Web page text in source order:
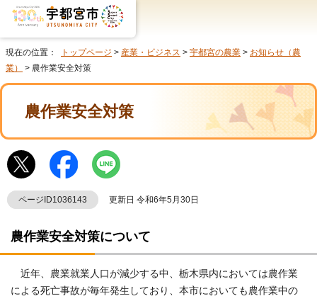
現在の位置： トップページ > 産業・ビジネス > 宇都宮の農業 > お知らせ（農
業）
> 農作業安全対策
農作業安全対策
ページID1036143 更新日 令和6年5月30日
農作業安全対策について
近年、農業就業人口が減少する中、栃木県内においては農作業
による死亡事故が毎年発生しており、本市においても農作業中の